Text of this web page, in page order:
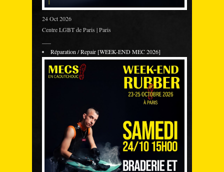
24 Oct 2026
Centre LGBT de Paris | Paris
Réparation / Repair [WEEK-END MEC 2026]